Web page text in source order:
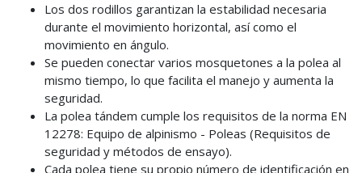
Los dos rodillos garantizan la estabilidad necesaria
durante el movimiento horizontal, así como el
movimiento en ángulo.
Se pueden conectar varios mosquetones a la polea al
mismo tiempo, lo que facilita el manejo y aumenta la
seguridad.
La polea tándem cumple los requisitos de la norma EN
12278: Equipo de alpinismo - Poleas (Requisitos de
seguridad y métodos de ensayo).
Cada polea tiene su propio número de identificación en